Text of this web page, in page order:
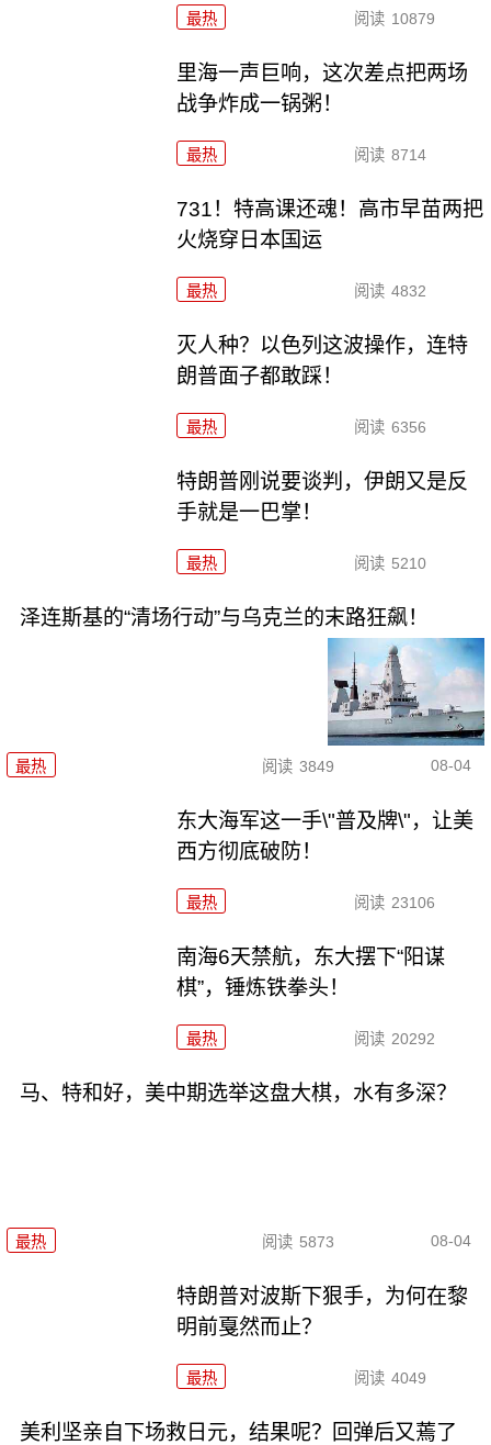
最热 阅读 10879
里海一声巨响，这次差点把两场
战争炸成一锅粥！
最热 阅读 8714
731！特高课还魂！高市早苗两把
火烧穿日本国运
最热 阅读 4832
灭人种？以色列这波操作，连特
朗普面子都敢踩！
最热 阅读 6356
特朗普刚说要谈判，伊朗又是反
手就是一巴掌！
最热 阅读 5210
泽连斯基的“清场行动”与乌克兰的末路狂飙！
最热 阅读 3849 08-04
东大海军这一手\"普及牌\"，让美
西方彻底破防！
最热 阅读 23106
南海6天禁航，东大摆下“阳谋
棋”，锤炼铁拳头！
最热 阅读 20292
马、特和好，美中期选举这盘大棋，水有多深？
最热 阅读 5873 08-04
特朗普对波斯下狠手，为何在黎
明前戛然而止？
最热 阅读 4049
美利坚亲自下场救日元，结果呢？回弹后又蔫了